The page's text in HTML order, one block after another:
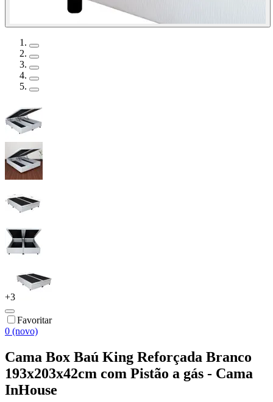
+3
Favoritar
0 (novo)
Cama Box Baú King Reforçada Branco
193x203x42cm com Pistão a gás - Cama
InHouse